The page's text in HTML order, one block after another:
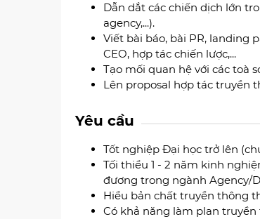
Dẫn dắt các chiến dịch lớn
agency,...).
Viết bài báo, bài PR, landing
CEO, hợp tác chiến lược,...
Tạo mối quan hệ với các toà
Lên proposal hợp tác truyền
Yêu cầu
Tốt nghiệp Đại học trở lên
Tối thiểu 1 - 2 năm kinh
đương trong ngành Agency/
Hiểu bản chất truyền thông
Có khả năng làm plan truyền